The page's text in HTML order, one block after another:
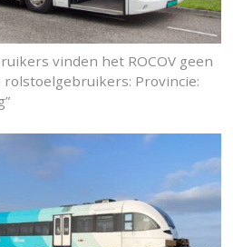
vinden het ROCOV geen
Provincie: